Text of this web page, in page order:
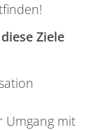
Ziele
Umgang mit